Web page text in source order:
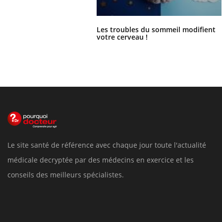
Les troubles du sommeil modifient
votre cerveau !
Le site santé de référence avec chaque jour toute l'actualité
médicale decryptée par des médecins en exercice et les
conseils des meilleurs spécialistes.